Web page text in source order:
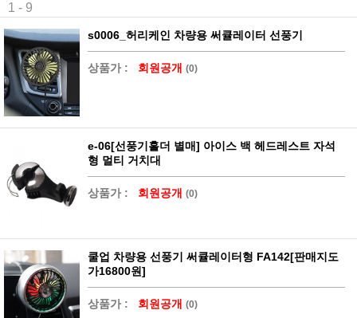
1 - 9
s0006_허리케인 차량용 써큘레이터 선풍기
상품가 : 회원공개 (0)
e-06[선풍기홀더 별매] 아이스 백 헤드레스트 자석
형 멀티 거치대
상품가 : 회원공개 (0)
쿨업 차량용 선풍기 써큘레이터형 FA142[판매지도
가16800원]
상품가 : 회원공개 (0)